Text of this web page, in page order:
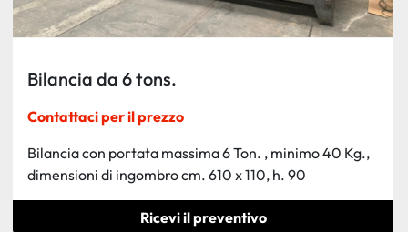
Bilancia da 6 tons.
Contattaci per il prezzo
Bilancia con portata massima 6 Ton. , minimo 40 Kg.,
dimensioni di ingombro cm. 610 x 110, h. 90
Ricevi il preventivo